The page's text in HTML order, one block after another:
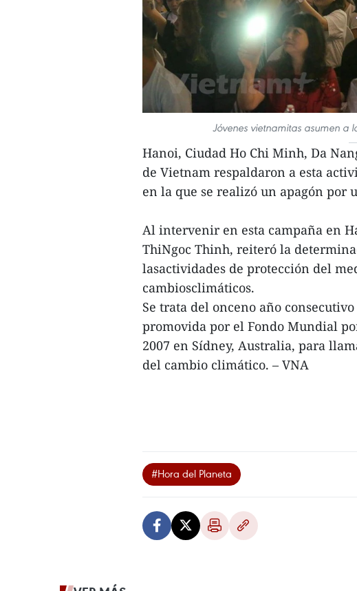
Jóvenes vietnamitas asumen a
Hanoi, Ciudad Ho Chi Minh, Da
de Vietnam respaldaron a esta
en la que se realizó un apagón por
Al intervenir en esta campaña en
ThiNgoc Thinh, reiteró la
lasactividades de protección del
cambiosclimáticos.
Se trata del onceno año
promovida por el Fondo Mundial
2007 en Sídney, Australia, para
del cambio climático. – VNA
#Hora del Planeta